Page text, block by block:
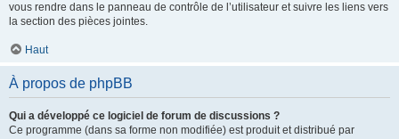
vous rendre dans le panneau de contrôle de l’utilisateur et suivre les liens vers
la section des pièces jointes.
Haut
À propos de phpBB
Qui a développé ce logiciel de forum de discussions ?
Ce programme (dans sa forme non modifiée) est produit et distribué par